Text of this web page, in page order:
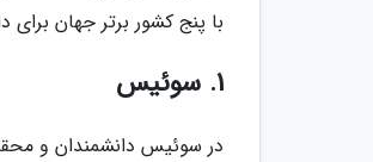
با پنج کشور برتر جهان
1. سوئیس